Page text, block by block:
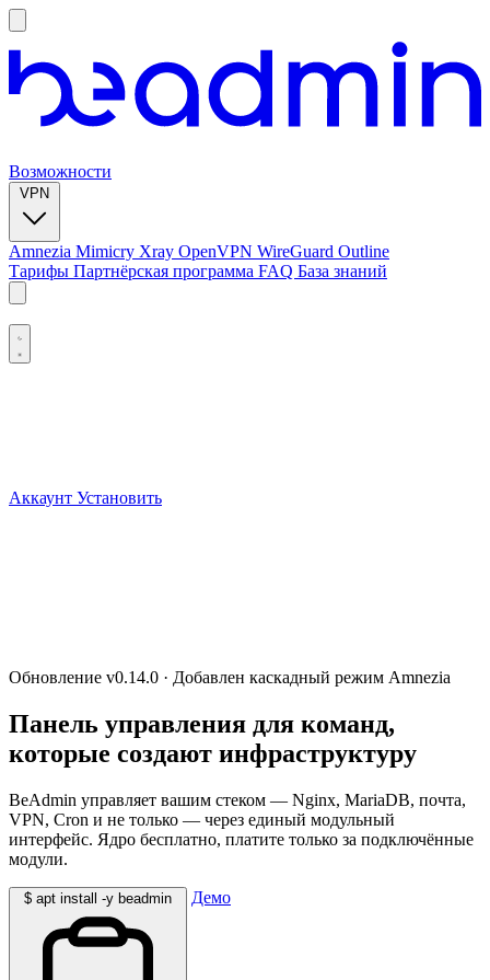
Возможности
Amnezia Mimicry Xray OpenVPN WireGuard Outline
Тарифы Партнёрская программа FAQ База знаний
Аккаунт Установить
Обновление v0.14.0 · Добавлен каскадный режим Amnezia
Панель управления для команд,
которые создают инфраструктуру
BeAdmin управляет вашим стеком — Nginx, MariaDB, почта,
VPN, Cron и не только — через единый модульный
интерфейс. Ядро бесплатно, платите только за подключённые
модули.
$ apt install -y beadmin Демо